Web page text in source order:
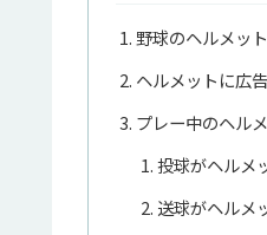
野球のヘルメッ
ヘルメットに広
プレー中のヘル
投球がヘルメ
送球がヘルメ